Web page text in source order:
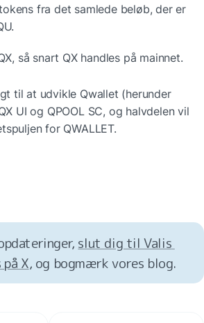
fra det samlede beløb, der er
så snart QX handles på mainnet.
til at udvikle Qwallet (herunder
UI og QPOOL SC, og halvdelen vil
for QWALLET.
slut dig til Valis
X, og bogmærk vores blog.